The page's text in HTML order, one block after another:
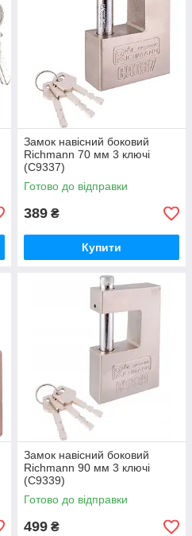
Замок навісний боковий
Richmann 70 мм 3 ключі
(C9337)
Готово до відправки
389 ₴
Купити
Замок навісний боковий
Richmann 90 мм 3 ключі
(C9339)
Готово до відправки
499 ₴